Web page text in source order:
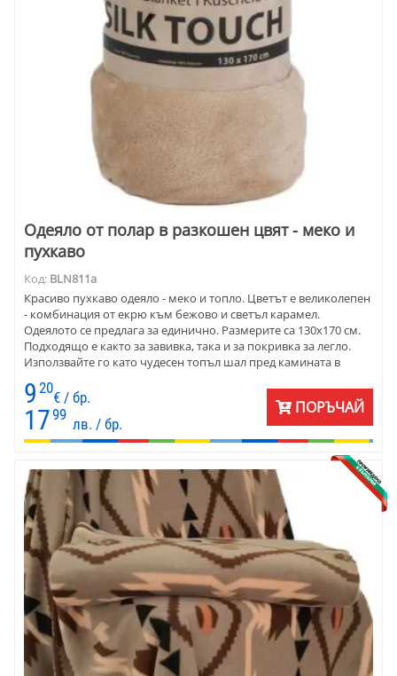
Одеяло oт полар в разкошен цвят - меко и
пухкаво
Код: BLN811a
Красиво пухкаво одеяло - меко и топло. Цветът е великолепен
- комбинация от екрю към бежово и светъл карамел.
Одеялото се предлага за единично. Размерите са 130х170 см.
Подходящо е както за завивка, така и за покривка за легло.
Използвайте го като чудесен топъл шал пред камината в
и за имен ден. Подарете го на новодомци.
9 20
€ / бр.
1799
лв. / бр.
ПОРЪЧАЙ